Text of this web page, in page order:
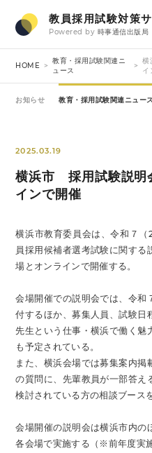
教員採用試験対策
Powered by 時事通信出版局
HOME
教育・採用試験関連ニ
ュース
横
イ
お知らせ 教育・採用試験関連ニュース
2025.03.19
横浜市 採用試験説明
インで開催
横浜市教育委員会は、令和７
員採用候補者選考試験に関する
場とオンラインで開催する。
会場開催での説明会では、令和
付するほか、募集人員、試験日
先生という仕事・横浜で働く魅
も予定されている。
また、横浜会場では募集案内掲
の質問に、先輩教員が一部答え
検討されている方の相談ブース
会場開催の説明会は横浜市内の
各会場で実施する（※前年度実